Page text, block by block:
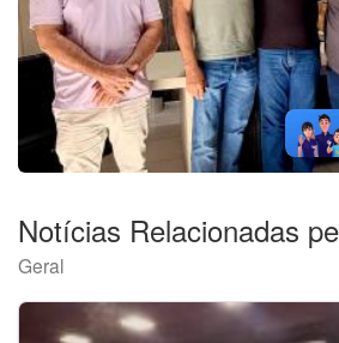
Notícias Relacionadas
Geral